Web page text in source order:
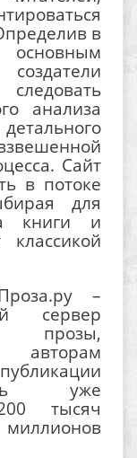
в
анализа
Сайт
в потоке
для
книги и
–
сервер
уже
тысяч